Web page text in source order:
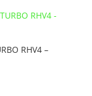
RHV4 –